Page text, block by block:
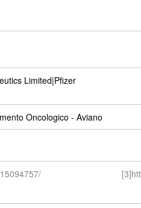
Limited|Pfizer
Oncologico - Aviano